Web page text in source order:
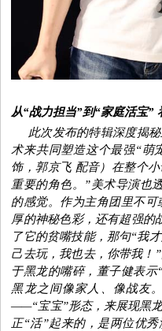
视
频
从“战力担当”到“家庭活宝”
此次发布的特辑深度揭
术来共同塑造这个最强“萌
饰，郭京飞 配音） 在整个
重要的角色。”美术导演也
的感觉。 作为主角团里不可
厚的神秘色彩，还有超强的
了它的贫嘴技能，那句“我
己去玩，我也去，你带我！
于黑龙的嘴碎，董子健表
黑龙之间像家人、像战友
——“宝宝”形态，来展现黑
正“活”起来的，是两位优